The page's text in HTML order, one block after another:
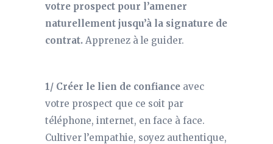
votre prospect pour l’amener
naturellement jusqu’à la signature de
contrat. Apprenez à le guider.
1/ Créer le lien de confiance avec
votre prospect que ce soit par
téléphone, internet, en face à face.
Cultiver l’empathie, soyez authentique,